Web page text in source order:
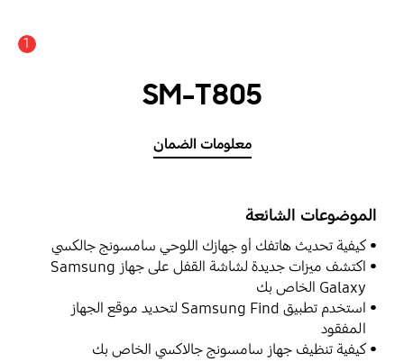
1
SM-T805
معلومات الضمان
الموضوعات الشائعة
كيفية تحديث هاتفك أو جهازك اللوحي سامسونج جالكسي
اكتشف ميزات جديدة لشاشة القفل على جهاز Samsung
Galaxy الخاص بك
استخدم تطبيق Samsung Find لتحديد موقع الجهاز
المفقود
كيفية تنظيف جهاز سامسونج جالاكسي الخاص بك